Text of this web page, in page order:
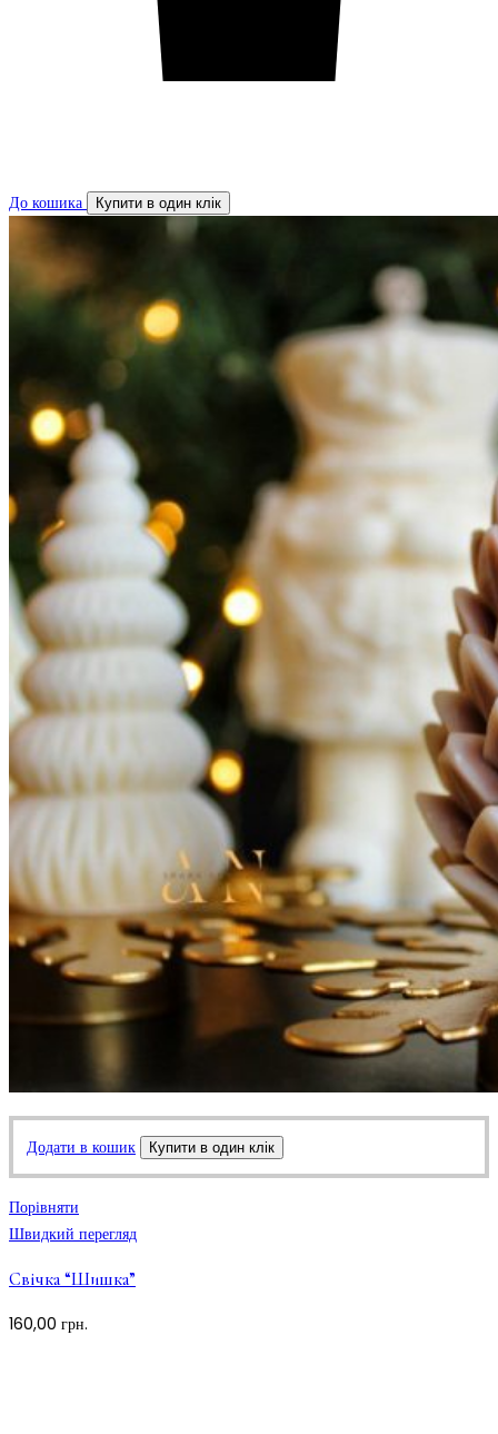
До кошика Купити в один клік
Додати в кошик Купити в один клік
Порівняти
Швидкий перегляд
Свічка “Шишка”
160,00 грн.